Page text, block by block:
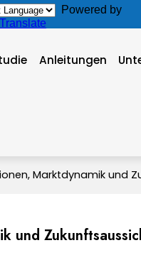
Powered by
Translate
Anleitungen
Marktdynamik und
und